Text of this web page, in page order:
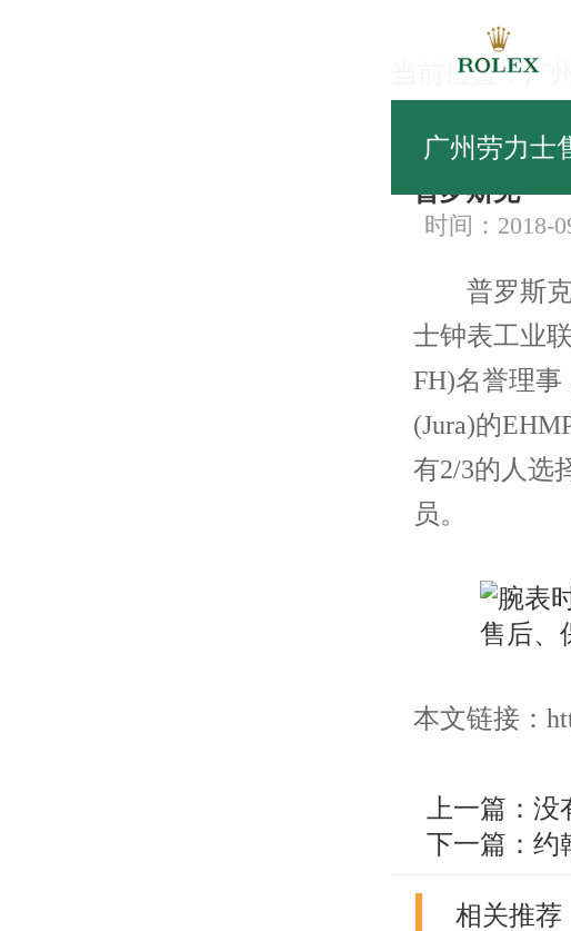
广州劳力士
当前位置：广
匠心品质
普罗斯克
时间：2018-
普罗斯克
士钟表工业
FH)名誉理
(Jura)的
有2/3的人选
员。
本文链接：
上一篇：没
下一篇： 约
相关推荐